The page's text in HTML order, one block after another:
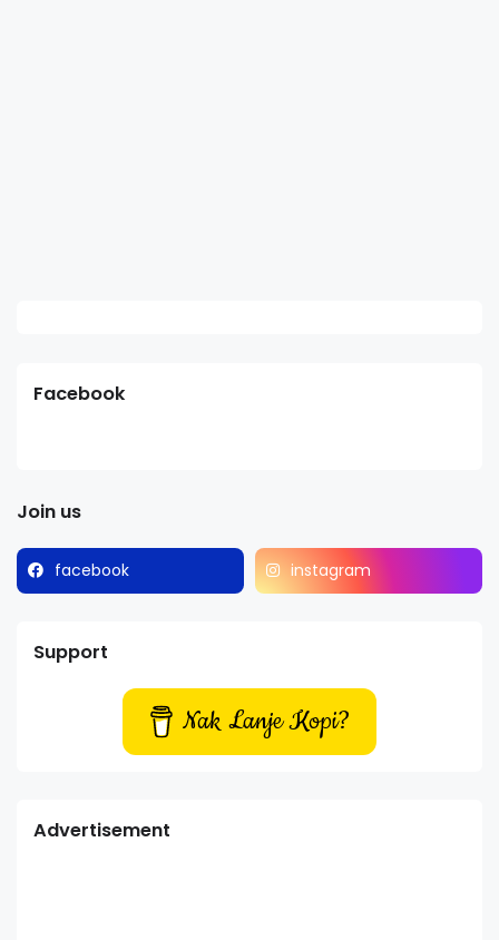
Facebook
Join us
facebook instagram
Support
Nak Lanje Kopi?
Advertisement